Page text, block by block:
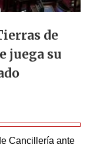
de
juega su
Cancillería ante